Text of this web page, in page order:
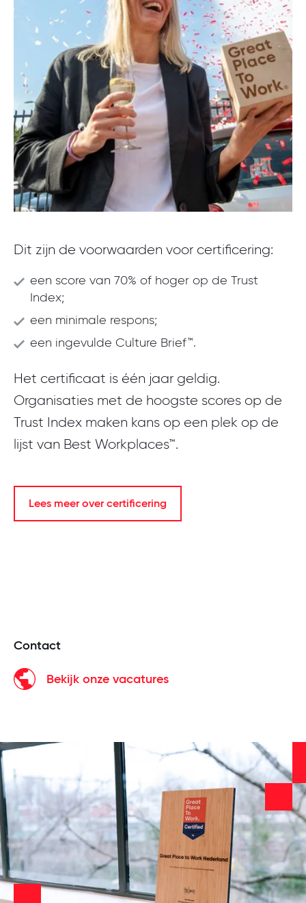
Dit zijn de voorwaarden voor certificering:
een score van 70% of hoger op de Trust
Index;
een minimale respons;
een ingevulde Culture Brief™.
Het certificaat is één jaar geldig.
Organisaties met de hoogste scores op de
Trust Index maken kans op een plek op de
lijst van Best Workplaces™.
Lees meer over certificering
Contact
Bekijk onze vacatures